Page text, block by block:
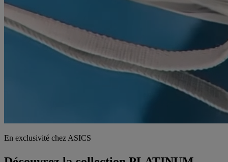
En exclusivité chez ASICS